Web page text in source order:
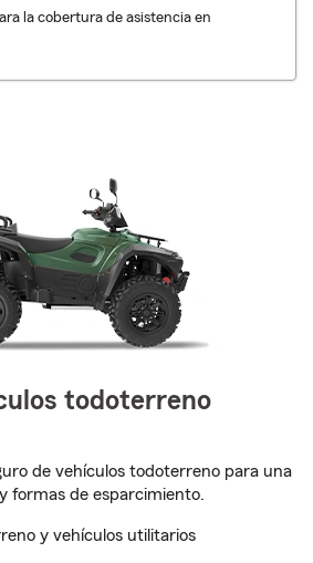
la cobertura de asistencia en
todoterreno
de vehículos todoterreno para una
formas de esparcimiento.
y vehículos utilitarios